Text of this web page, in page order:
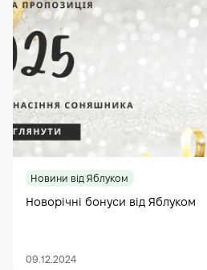
Новини від Яблуком
Новорічні бонуси від Яблуком
09.12.2024